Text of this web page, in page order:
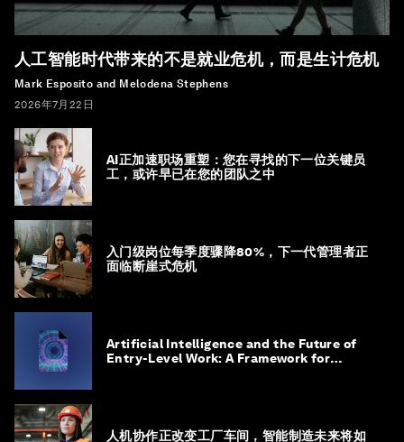
人工智能时代带来的不是就业危机，而是生计危机
Mark Esposito and Melodena Stephens
2026年7月22日
AI正加速职场重塑：您在寻找的下一位关键员
工，或许早已在您的团队之中
入门级岗位每季度骤降80%，下一代管理者正
面临断崖式危机
Artificial Intelligence and the Future of
Entry-Level Work: A Framework for
人机协作正改变工厂车间，智能制造未来将如